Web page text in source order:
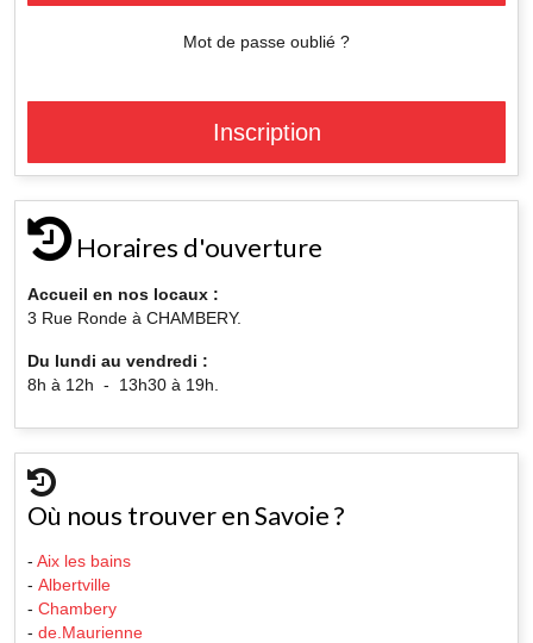
Mot de passe oublié ?
Inscription
Horaires d'ouverture
Accueil en nos locaux :
3 Rue Ronde à CHAMBERY.
Du lundi au vendredi :
8h à 12h - 13h30 à 19h.
Où nous trouver en Savoie ?
- Aix les bains
- Albertville
- Chambery
- de.Maurienne